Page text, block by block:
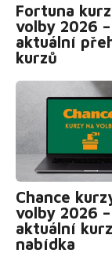
Fortuna
volby 2026 –
aktuální
kurzů
Chance
volby 2026 –
aktuální
nabídka